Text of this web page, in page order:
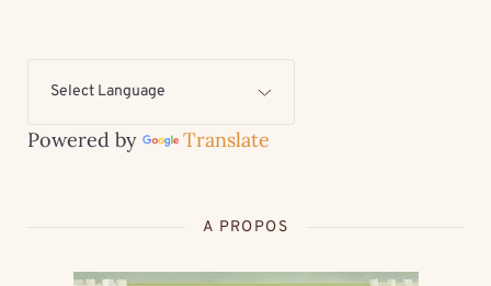
Powered by Translate
A PROPOS